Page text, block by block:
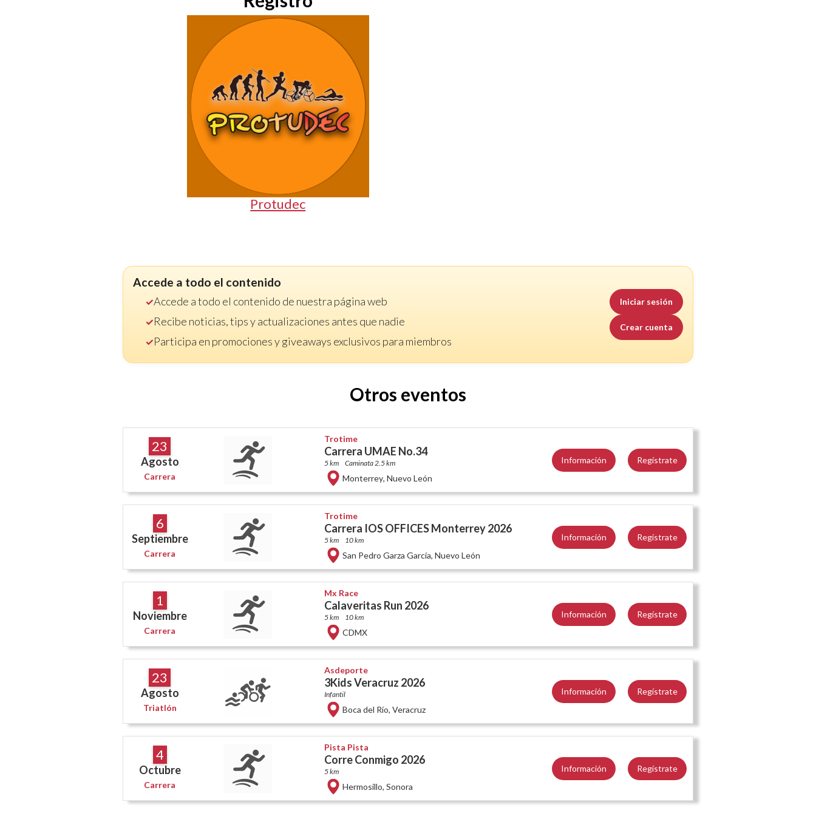
Protudec
Accede a todo el contenido
Accede a todo el contenido de nuestra página web
Recibe noticias, tips y actualizaciones antes que nadie
Participa en promociones y giveaways exclusivos para miembros
Iniciar sesión
Crear cuenta
Otros eventos
23
Agosto
Carrera
Trotime
Carrera UMAE No.34
5 km Caminata 2.5 km
Monterrey, Nuevo León
Información Regístrate
6
Septiembre
Carrera
Trotime
Carrera IOS OFFICES Monterrey 2026
5 km 10 km
San Pedro Garza García, Nuevo León
Información Regístrate
1
Noviembre
Carrera
Mx Race
Calaveritas Run 2026
5 km 10 km
CDMX
Información Regístrate
23
Agosto
Triatlón
Asdeporte
3Kids Veracruz 2026
Infantil
Boca del Río, Veracruz
Información Regístrate
4
Octubre
Carrera
Pista Pista
Corre Conmigo 2026
5 km
Hermosillo, Sonora
Información Regístrate